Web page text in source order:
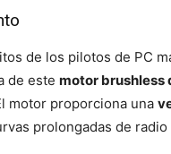
de los pilotos de PC
de este motor brushless
motor proporciona una
prolongadas de radio